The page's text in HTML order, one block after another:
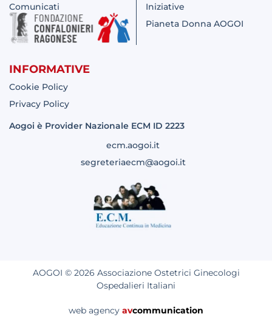
Comunicati
Iniziative
Pianeta Donna AOGOI
INFORMATIVE
Cookie Policy
Privacy Policy
Aogoi è Provider Nazionale ECM ID 2223
ecm.aogoi.it
segreteriaecm@aogoi.it
AOGOI © 2026 Associazione Ostetrici Ginecologi
Ospedalieri Italiani
web agency avcommunication